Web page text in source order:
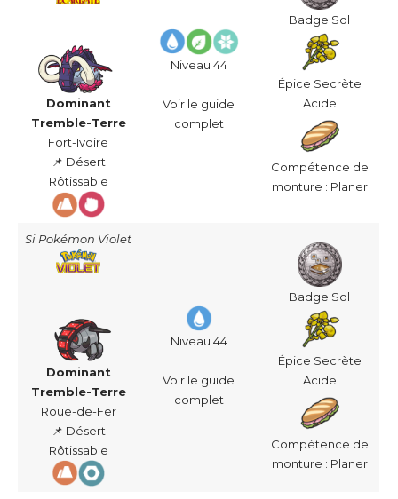
Dominant
Tremble-Terre
Fort-Ivoire
📌 Désert
Rôtissable
Niveau 44
Voir le guide
complet
Badge Sol
Épice Secrète
Acide
Compétence de
monture : Planer
Si Pokémon Violet
Dominant
Tremble-Terre
Roue-de-Fer
📌 Désert
Rôtissable
Niveau 44
Voir le guide
complet
Badge Sol
Épice Secrète
Acide
Compétence de
monture : Planer